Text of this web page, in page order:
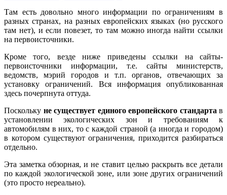
Там есть довольно много информации по ограничениям в
разных странах, на разных европейских языках (но русского
там нет), и если повезет, то там можно иногда найти ссылки
на первоисточники.
Кроме того, везде ниже приведены ссылки на сайты-
первоисточники информации, т.е. сайты министерств,
ведомств, мэрий городов и т.п. органов, отвечающих за
установку ограничений. Вся информация опубликованная
здесь почерпнута оттуда.
Поскольку не существует единого европейского стандарта в
установлении экологических зон и требованиям к
автомобилям в них, то с каждой страной (а иногда и городом)
в котором существуют ограничения, приходится разбираться
отдельно.
Эта заметка обзорная, и не ставит целью раскрыть все детали
по каждой экологической зоне, или зоне других ограничений
(это просто нереально).